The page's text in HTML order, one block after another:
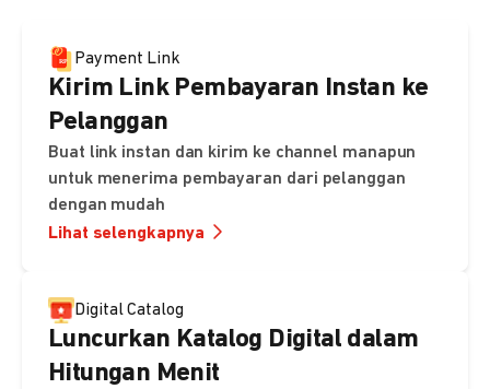
Payment Link
Kirim Link Pembayaran Instan ke
Pelanggan
Buat link instan dan kirim ke channel manapun
untuk menerima pembayaran dari pelanggan
dengan mudah
Lihat selengkapnya
Digital Catalog
Luncurkan Katalog Digital dalam
Hitungan Menit